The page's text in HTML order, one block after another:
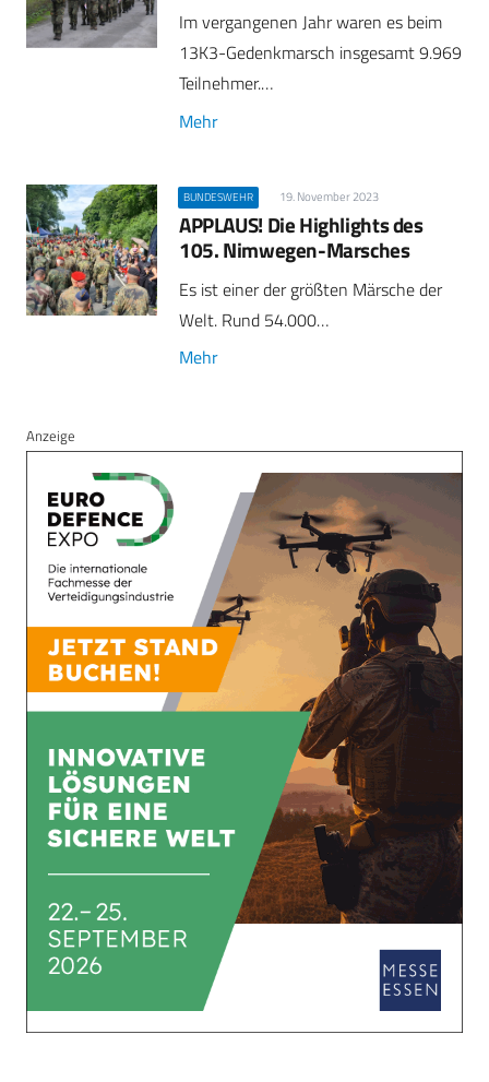
Im vergangenen Jahr waren es beim
13K3-Gedenkmarsch insgesamt 9.969
Teilnehmer.…
Mehr
BUNDESWEHR 19. November 2023
APPLAUS! Die Highlights des
105. Nimwegen-Marsches
Es ist einer der größten Märsche der
Welt. Rund 54.000…
Mehr
Anzeige